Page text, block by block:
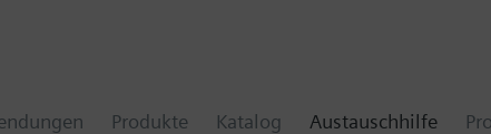
Produkte Katalog Austauschhilfe